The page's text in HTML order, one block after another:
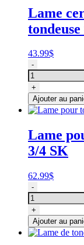
(1/50''
ou
0.5mm)
Lame
43.99$
quantité
de
Lame
ceramicEdge
Andis
pour
#10
(1/16''
ou
1.5mm)
-
+
Ajouter au
Lame
3/4 SK
62.99$
quantité
de
Lame
pour
tondeuse
Andis,
-
+
Ajouter au